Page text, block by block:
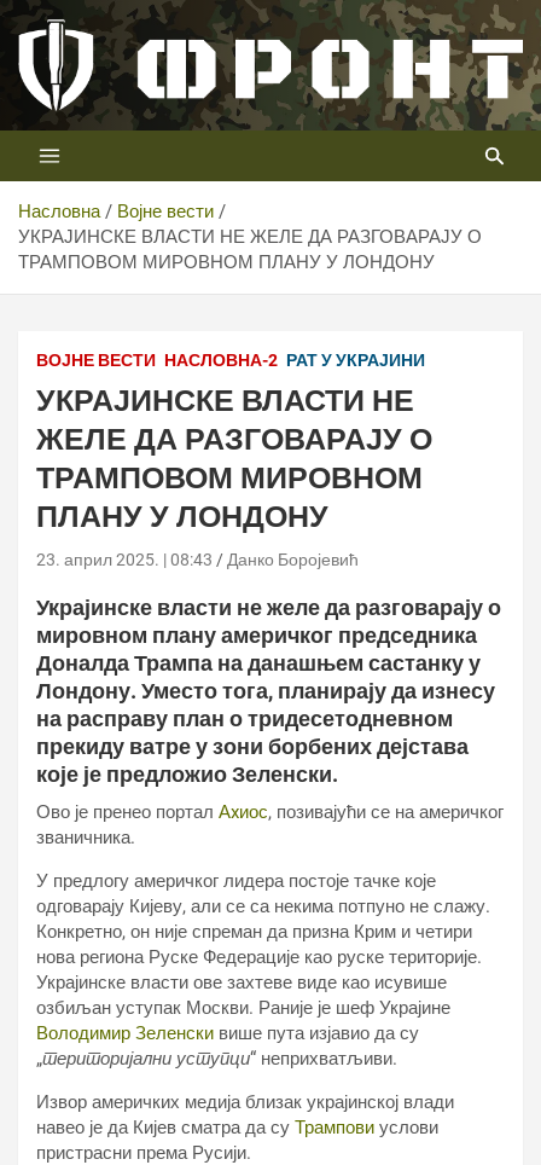
Скип
цонтент
Телевизија ФРОНТ
Први војни канал у Србији
Насловна
Војне вести
УКРАЈИНСКЕ ВЛАСТИ НЕ ЖЕЛЕ ДА РАЗГОВАРАЈУ О
ТРАМПОВОМ МИРОВНОМ ПЛАНУ У ЛОНДОНУ
ВОЈНЕ ВЕСТИ НАСЛОВНА-2 РАТ У УКРАЈИНИ
УКРАЈИНСКЕ ВЛАСТИ НЕ
ЖЕЛЕ ДА РАЗГОВАРАЈУ О
ТРАМПОВОМ МИРОВНОМ
ПЛАНУ У ЛОНДОНУ
23. април 2025. | 08:43 Данко Боројевић
Украјинске власти не желе да разговарају о
мировном плану америчког председника
Доналда Трампа на данашњем састанку у
Лондону. Уместо тога, планирају да изнесу
на расправу план о тридесетодневном
прекиду ватре у зони борбених дејстава
које је предложио Зеленски.
Ово је пренео портал Аxиос, позивајући се на америчког
званичника.
У предлогу америчког лидера постоје тачке које
одговарају Кијеву, али се са некима потпуно не слажу.
Конкретно, он није спреман да призна Крим и четири
нова региона Руске Федерације као руске територије.
Украјинске власти ове захтеве виде као исувише
озбиљан уступак Москви. Раније је шеф Украјине
Володимир Зеленски више пута изјавио да су
„територијални уступци“ неприхватљиви.
Извор америчких медија близак украјинској влади
навео је да Кијев сматра да су Трампови услови
пристрасни према Русији.